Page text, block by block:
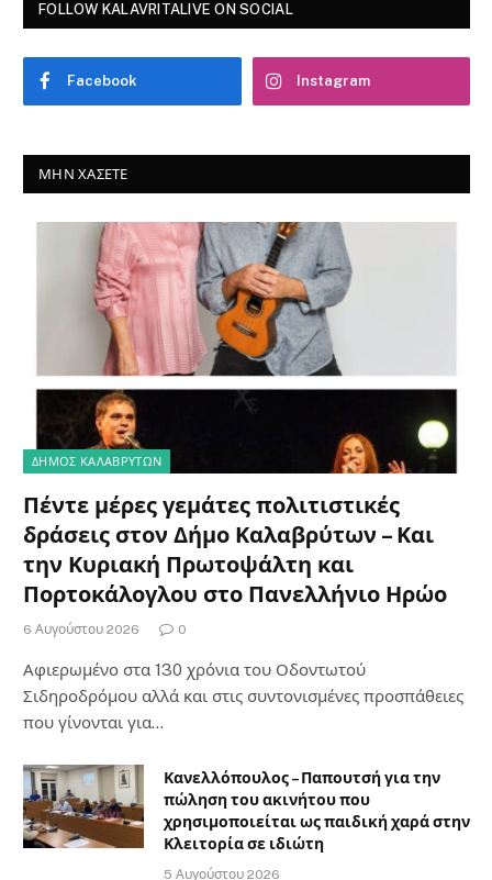
FOLLOW KALAVRITALIVE ON SOCIAL
Facebook Instagram
ΜΗΝ ΧΆΣΕΤΕ
ΔΗΜΟΣ ΚΑΛΑΒΡΥΤΩΝ
Πέντε μέρες γεμάτες πολιτιστικές
δράσεις στον Δήμο Καλαβρύτων – Και
την Κυριακή Πρωτοψάλτη και
Πορτοκάλογλου στο Πανελλήνιο Ηρώο
6 Αυγούστου 2026 0
Αφιερωμένο στα 130 χρόνια του Οδοντωτού
Σιδηροδρόμου αλλά και στις συντονισμένες προσπάθειες
που γίνονται για…
Κανελλόπουλος – Παπουτσή για την
πώληση του ακινήτου που
χρησιμοποιείται ως παιδική χαρά στην
Κλειτορία σε ιδιώτη
5 Αυγούστου 2026